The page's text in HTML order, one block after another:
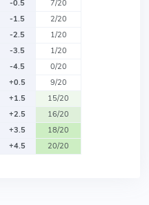
-0.5
7/20
-1.5
2/20
-2.5
1/20
-3.5
1/20
-4.5
0/20
+0.5
9/20
+1.5
15/20
+2.5
16/20
+3.5
18/20
+4.5
20/20